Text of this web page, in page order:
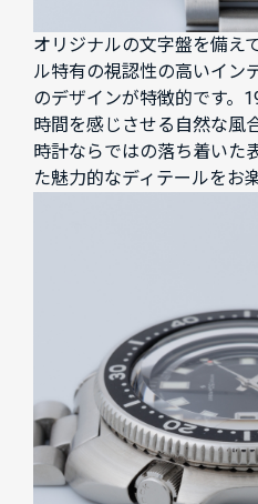
オリジナルの文字盤を備え
ル特有の視認性の高いイン
のデザインが特徴的です。
時間を感じさせる自然な風
時計ならではの落ち着いた
た魅力的なディテールをお